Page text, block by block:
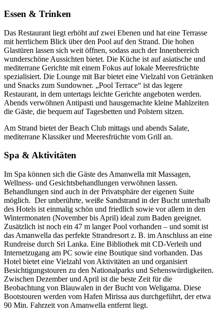
Essen & Trinken
Das Restaurant liegt erhöht auf zwei Ebenen und hat eine Terrasse
mit herrlichem Blick über den Pool auf den Strand. Die hohen
Glastüren lassen sich weit öffnen, sodass auch der Innenbereich
wunderschöne Aussichten bietet. Die Küche ist auf asiatische und
mediterrane Gerichte mit einem Fokus auf lokale Meeresfrüchte
spezialisiert. Die Lounge mit Bar bietet eine Vielzahl von Getränken
und Snacks zum Sundowner. „Pool Terrace“ ist das legere
Restaurant, in dem untertags leichte Gerichte angeboten werden.
Abends verwöhnen Antipasti und hausgemachte kleine Mahlzeiten
die Gäste, die bequem auf Tagesbetten und Polstern sitzen.
Am Strand bietet der Beach Club mittags und abends Salate,
mediterrane Klassiker und Meeresfrüchte vom Grill an.
Spa & Aktivitäten
Im Spa können sich die Gäste des Amanwella mit Massagen,
Wellness- und Gesichtsbehandlungen verwöhnen lassen.
Behandlungen sind auch in der Privatsphäre der eigenen Suite
möglich. Der unberührte, weiße Sandstrand in der Bucht unterhalb
des Hotels ist einmalig schön und friedlich sowie vor allem in den
Wintermonaten (November bis April) ideal zum Baden geeignet.
Zusätzlich ist noch ein 47 m langer Pool vorhanden – und somit ist
das Amanwella das perfekte Strandresort z. B. im Anschluss an eine
Rundreise durch Sri Lanka. Eine Bibliothek mit CD-Verleih und
Internetzugang am PC sowie eine Boutique sind vorhanden. Das
Hotel bietet eine Vielzahl von Aktivitäten an und organisiert
Besichtigungstouren zu den Nationalparks und Sehenswürdigkeiten.
Zwischen Dezember und April ist die beste Zeit für die
Beobachtung von Blauwalen in der Bucht von Weligama. Diese
Bootstouren werden vom Hafen Mirissa aus durchgeführt, der etwa
90 Min. Fahrzeit von Amanwella entfernt liegt.